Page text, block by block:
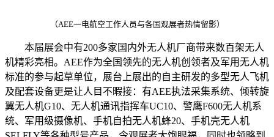
（AEE一电航空工作人员与各国观展者热情留影）
本届展会中有200多家国内外无人机厂商带来数百架无人
机精彩亮相。 AEE作为全国领先的无人机创领者及军用无人机
标准的参与起草单位，展台上展出的自主研发的多型无人飞机
及配套设备更是让人目不暇接：有AEE执法采集系统、倾转旋
翼无人机G10、无人机通讯指挥车UC10、警鹰F600无人机系
统、军用级摄像机、手机自拍无人机蜂20、手机壳无人机